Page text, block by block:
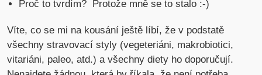
Proč to tvrdím? Protože mně se to stalo :-)
Víte, co se mi na kousání ještě líbí, že v podstatě
všechny stravovací styly (vegeteriáni, makrobiotici,
vitariáni, paleo, atd.) a všechny diety ho doporučují.